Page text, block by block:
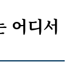
어디서